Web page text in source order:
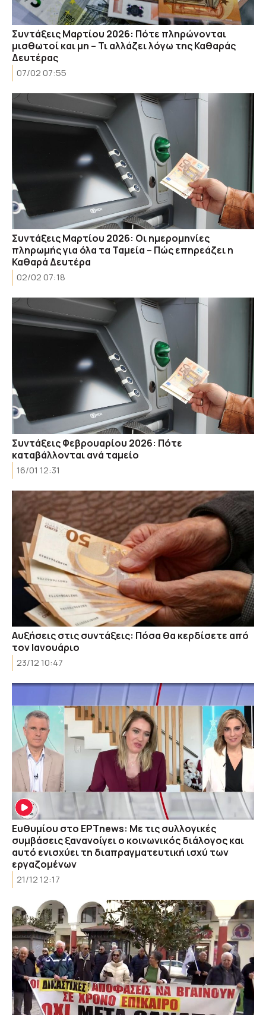
Συντάξεις Μαρτίου 2026: Πότε πληρώνονται
μισθωτοί και μη – Τι αλλάζει λόγω της Καθαράς
Δευτέρας
07/02 07:55
Συντάξεις Μαρτίου 2026: Οι ημερομηνίες
πληρωμής για όλα τα Ταμεία – Πώς επηρεάζει η
Καθαρά Δευτέρα
02/02 07:18
Συντάξεις Φεβρουαρίου 2026: Πότε
καταβάλλονται ανά ταμείο
16/01 12:31
Αυξήσεις στις συντάξεις: Πόσα θα κερδίσετε από
τον Ιανουάριο
23/12 10:47
Ευθυμίου στο ΕΡΤnews: Με τις συλλογικές
συμβάσεις ξανανοίγει ο κοινωνικός διάλογος και
αυτό ενισχύει τη διαπραγματευτική ισχύ των
εργαζομένων
21/12 12:17